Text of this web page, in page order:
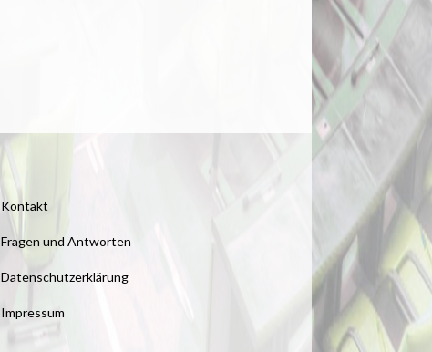
Kontakt
Fragen und Antworten
Datenschutzerklärung
Impressum